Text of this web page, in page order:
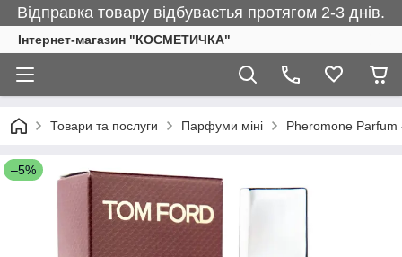
Відправка товару відбуваєтья протягом 2-3 днів.
Інтернет-магазин "КОСМЕТИЧКА"
Товари та послуги Парфуми міні Pheromone
–5%